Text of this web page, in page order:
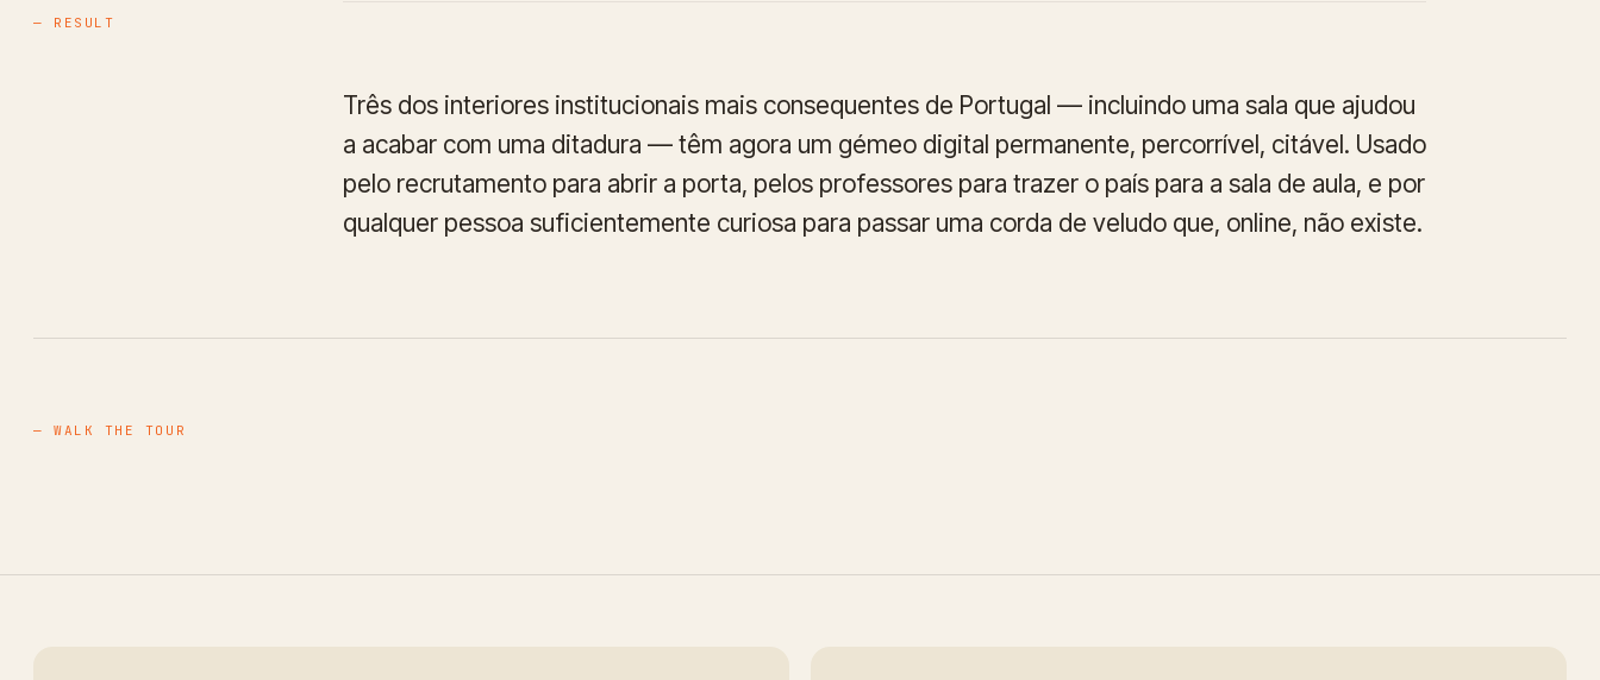
— RESULT
Três dos interiores institucionais mais consequentes de Portugal — incluindo uma sala que ajudou
a acabar com uma ditadura — têm agora um gémeo digital permanente, percorrível, citável. Usado
pelo recrutamento para abrir a porta, pelos professores para trazer o país para a sala de aula, e por
qualquer pessoa suficientemente curiosa para passar uma corda de veludo que, online, não existe.
— WALK THE TOUR